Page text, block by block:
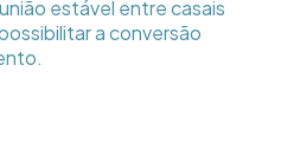
estável entre casais
a conversão